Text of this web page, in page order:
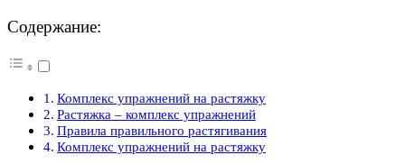
Содержание:
Комплекс упражнений на растяжку
Растяжка – комплекс упражнений
Правила правильного растягивания
Комплекс упражнений на растяжку